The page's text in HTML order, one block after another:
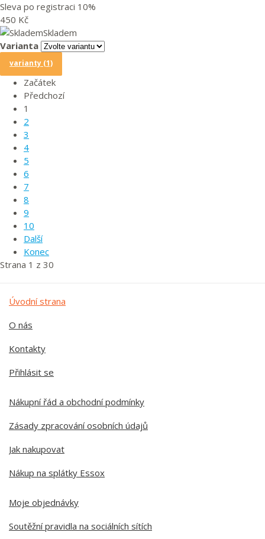
Sleva po registraci 10%
450 Kč
Skladem
Varianta
varianty (1)
Začátek
Předchozí
1
2
3
4
5
6
7
8
9
10
Další
Konec
Strana 1 z 30
Úvodní strana
O nás
Kontakty
Přihlásit se
Nákupní řád a obchodní podmínky
Zásady zpracování osobních údajů
Jak nakupovat
Nákup na splátky Essox
Moje objednávky
Soutěžní pravidla na sociálních sítích